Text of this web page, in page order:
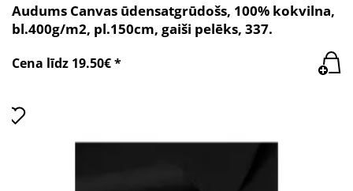
Audums Canvas ūdensatgrūdošs, 100% kokvilna,
bl.400g/m2, pl.150cm, gaiši pelēks, 337.
Cena līdz 19.50€ *